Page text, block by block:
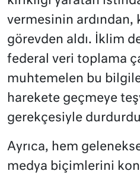
vermesinin ardından,
görevden aldı. İklim
federal veri toplama
muhtemelen bu
harekete geçmeye
gerekçesiyle
Ayrıca, hem
medya biçimlerini